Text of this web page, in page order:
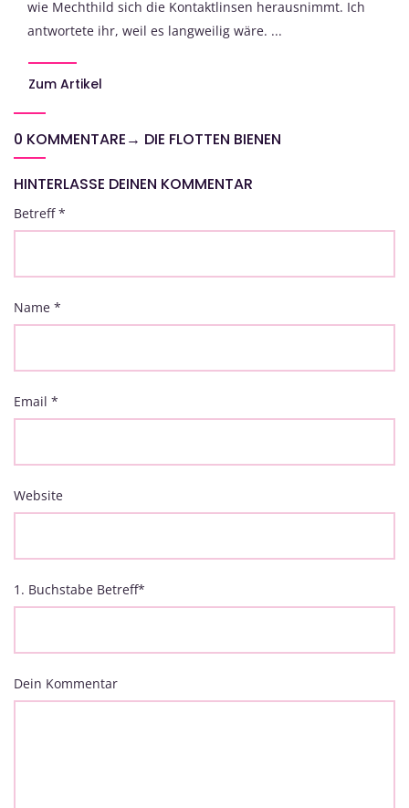
wie Mechthild sich die Kontaktlinsen herausnimmt. Ich
antwortete ihr, weil es langweilig wäre. ...
Zum Artikel
0 KOMMENTARE→ DIE FLOTTEN BIENEN
HINTERLASSE DEINEN KOMMENTAR
Betreff*
Name *
Email *
Website
1. Buchstabe Betreff*
Dein Kommentar